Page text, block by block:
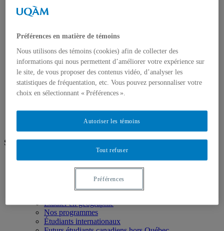
Recherche
Axes de recherche
Mémoires et thèses
Laboratoires
Équipements de recherche
Médias
Géographie à UQAM.tv
Nous joindre
Suivez-nous
Facebook
Étudier en géographie
Nos programmes
Étudiants internationaux
Préférences en matière de témoins
Nous utilisons des témoins (cookies) afin de collecter des
informations qui nous permettent d’améliorer votre expérience sur
le site, de vous proposer des contenus vidéo, d’analyser les
statistiques de fréquentation, etc. Vous pouvez personnaliser votre
choix en sélectionnant « Préférences ».
Tout refuser
Autoriser les témoins
Préférences